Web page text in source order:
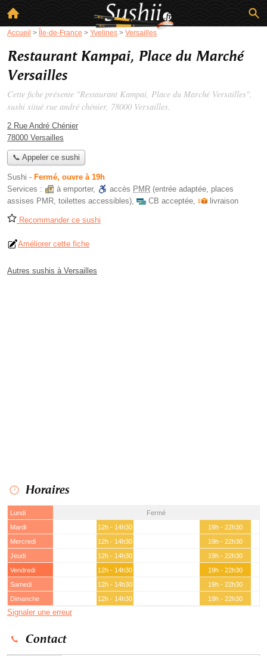
Accueil > Île-de-France > Yvelines > Versailles
Restaurant Kampai, Place du Marché
Versailles
Cette fiche présente "Restaurant Kampai, Place du Marché Versailles",
sushi situé rue andré chénier, 78000 Versailles.
2 Rue André Chénier
78000 Versailles
📞 Appeler ce sushi
Sushi - Fermé, ouvre à 19h
Services :
à emporter, accès PMR (entrée adaptée, places
assises PMR, toilettes accessibles), CB acceptée, livraison
Recommander ce sushi
Améliorer cette fiche
Autres sushis à Versailles
Horaires
Lundi
Fermé
Mardi
12h - 14h30
19h - 22h30
Mercredi
12h - 14h30
19h - 22h30
Jeudi
12h - 14h30
19h - 22h30
Vendredi
12h - 14h30
19h - 22h30
Samedi
12h - 14h30
19h - 22h30
Dimanche
12h - 14h30 19h - 22h30
Signaler une erreur
Contact